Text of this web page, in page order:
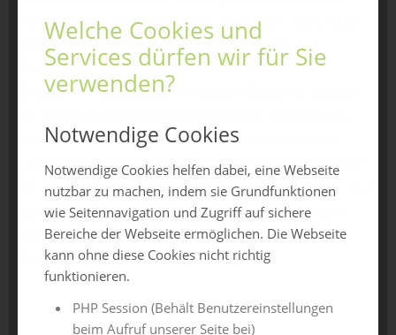
berichten die Volksvertreter aus erster Hand über
ihre Arbeit und stehen Ihnen für Fragen zur
Verfügung. Der LandTruck bietet spannende
Einblicke in das politische System Bayerns. Lassen
wie Sie Ihre Anliegen und Beschwerden an den
Landtag richten können und was dabei zu beachten
ist. Testen Sie Ihr Wissen beim Demokratiequiz und
gewinnen Sie eine exklusive Führung durch den
Bayerischen Landtag! Wir freuen uns auf Ihren
Besuch!
Welche Cookies und
Services dürfen wir für Sie
verwenden?
Notwendige Cookies
Notwendige Cookies helfen dabei, eine Webseite
nutzbar zu machen, indem sie Grundfunktionen
wie Seitennavigation und Zugriff auf sichere
Bereiche der Webseite ermöglichen. Die Webseite
kann ohne diese Cookies nicht richtig
funktionieren.
PHP Session (Behält Benutzereinstellungen
beim Aufruf unserer Seite bei)